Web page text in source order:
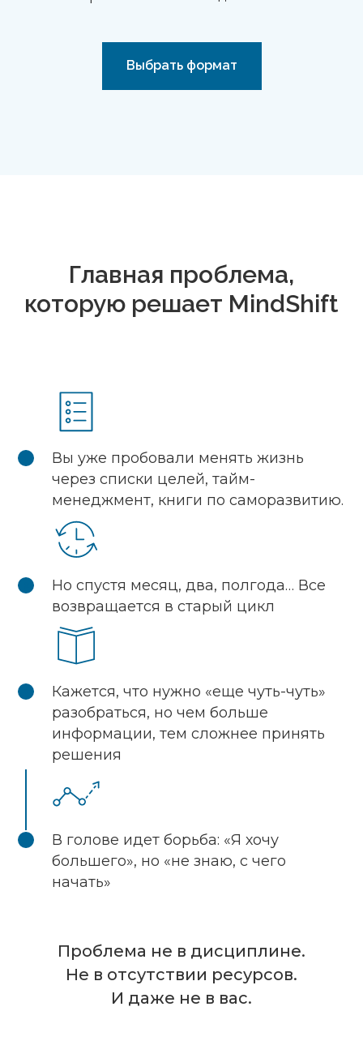
Выбрать формат
Главная проблема,
которую решает MindShift
Вы уже пробовали менять жизнь
через списки целей, тайм-
менеджмент, книги по саморазвитию.
Но спустя месяц, два, полгода… Все
возвращается в старый цикл
Кажется, что нужно «еще чуть-чуть»
разобраться, но чем больше
информации, тем сложнее принять
решения
В голове идет борьба: «Я хочу
большего», но «не знаю, с чего
начать»
Проблема не в дисциплине.
Не в отсутствии ресурсов.
И даже не в вас.